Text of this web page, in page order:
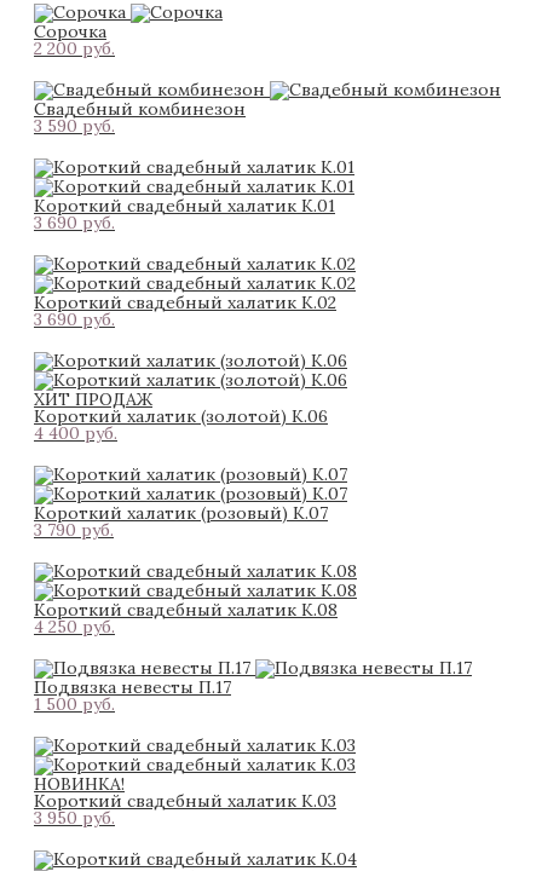
Сорочка
2 200 pуб.
Свадебный комбинезон
3 590 pуб.
Короткий свадебный халатик К.01
3 690 pуб.
Короткий свадебный халатик К.02
3 690 pуб.
ХИТ ПРОДАЖ
Короткий халатик (золотой) К.06
4 400 pуб.
Короткий халатик (розовый) К.07
3 790 pуб.
Короткий свадебный халатик К.08
4 250 pуб.
Подвязка невесты П.17
1 500 pуб.
НОВИНКА!
Короткий свадебный халатик К.03
3 950 pуб.